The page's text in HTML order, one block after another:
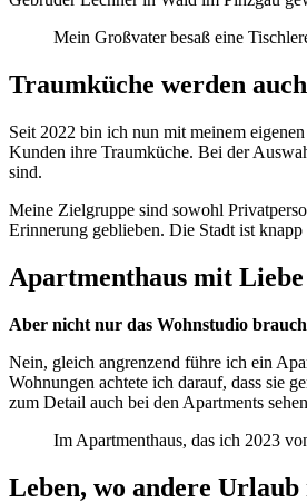
Mein Großvater besaß eine
Traumküche werden
Seit 2022 bin ich nun mit meinem
Kunden ihre Traumküche. Bei der
sind.
Meine Zielgruppe sind sowohl
Erinnerung geblieben. Die Stadt ist
Apartmenthaus mit
Aber nicht nur das Wohnstudio
Nein, gleich angrenzend führe ich ein
Wohnungen achtete ich darauf, dass sie
zum Detail auch bei den Apartments
Im Apartmenthaus, das ich 2023
Leben, wo andere Urlaub